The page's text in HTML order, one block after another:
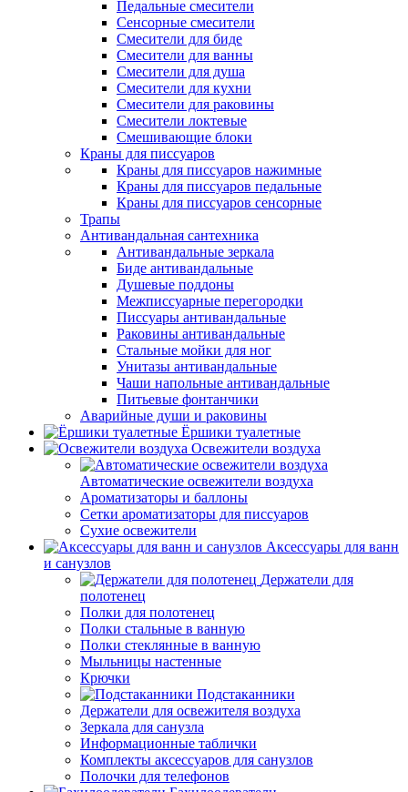
Педальные смесители
Сенсорные смесители
Смесители для биде
Смесители для ванны
Смесители для душа
Смесители для кухни
Смесители для раковины
Смесители локтевые
Смешивающие блоки
Краны для писсуаров
Краны для писсуаров нажимные
Краны для писсуаров педальные
Краны для писсуаров сенсорные
Трапы
Антивандальная сантехника
Антивандальные зеркала
Биде антивандальные
Душевые поддоны
Межписсуарные перегородки
Писсуары антивандальные
Раковины антивандальные
Стальные мойки для ног
Унитазы антивандальные
Чаши напольные антивандальные
Питьевые фонтанчики
Аварийные души и раковины
Ёршики туалетные
Освежители воздуха
Автоматические освежители воздуха
Ароматизаторы и баллоны
Сетки ароматизаторы для писсуаров
Сухие освежители
Аксессуары для ванн
и санузлов
Держатели для
полотенец
Полки для полотенец
Полки стальные в ванную
Полки стеклянные в ванную
Мыльницы настенные
Крючки
Подстаканники
Держатели для освежителя воздуха
Зеркала для санузла
Информационные таблички
Комплекты аксессуаров для санузлов
Полочки для телефонов